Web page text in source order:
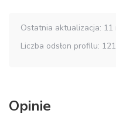
Ostatnia aktualizacja: 11
Liczba odsłon profilu:
Opinie